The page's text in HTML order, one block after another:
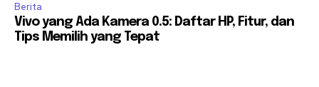
Berita
Vivo yang Ada Kamera 0.5: Daftar HP, Fitur, dan
Tips Memilih yang Tepat